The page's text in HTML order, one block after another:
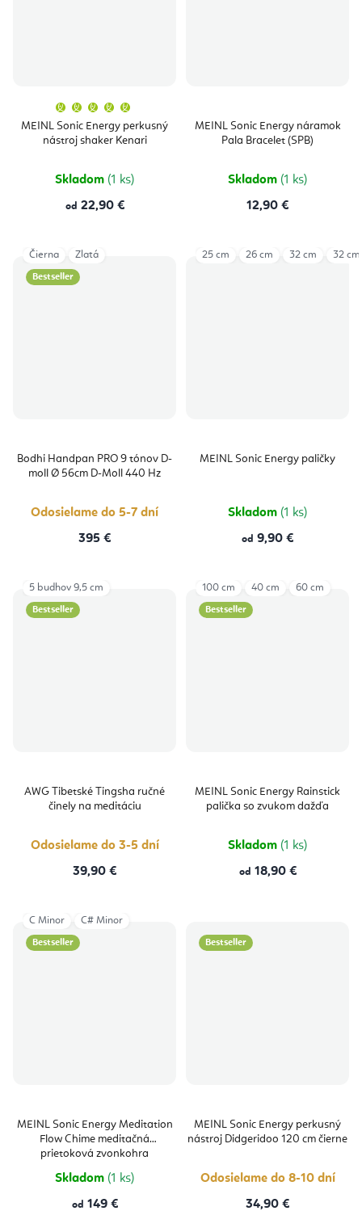
MEINL Sonic Energy perkusný
nástroj shaker Kenari
produktu
je
5,0
Skladom (1 ks)
od 22,90 €
MEINL Sonic Energy náramok
Pala Bracelet (SPB)
Skladom (1 ks)
12,90 €
Bestseller
Bodhi Handpan PRO 9 tónov D-
moll Ø 56cm D-Moll 440 Hz
Odosielame do 5-7 dní
395 €
Čierna Zlatá
MEINL Sonic Energy paličky
Skladom (1 ks)
od 9,90 €
25 cm 26 cm 32 cm 32
Bestseller
AWG Tibetské Tingsha ručné
činely na meditáciu
Odosielame do 3-5 dní
39,90 €
5 budhov 9,5 cm
Bestseller
MEINL Sonic Energy Rainstick
palička so zvukom dažďa
Skladom (1 ks)
od 18,90 €
100 cm 40 cm 60 cm
Bestseller
MEINL Sonic Energy Meditation
Flow Chime meditačná
prietoková zvonkohra
Skladom (1 ks)
od 149 €
C Minor C# Minor
Bestseller
MEINL Sonic Energy perkusný
nástroj Didgeridoo 120 cm čierne
Odosielame do 8-10 dní
34,90 €